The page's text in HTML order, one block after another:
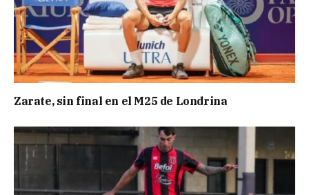
Zarate, sin final en el M25 de Londrina